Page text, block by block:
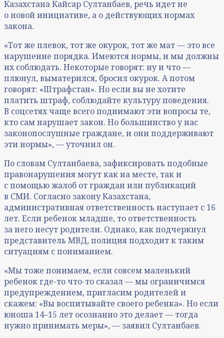
Казахстана Кайсар Султанбаев, речь идет не
о новой инициативе, а о действующих нормах
закона.
«Тот же плевок, тот же окурок, тот же мат — это все
нарушение порядка. Имеются нормы, и мы должны
их соблюдать. Некоторые говорят: ну и что —
плюнул, выматерился, бросил окурок. А потом
говорят: «Штрафстан». Но если вы не хотите
платить штраф, соблюдайте культуру поведения.
В соцсетях чаще всего поднимают эти вопросы те,
кто сам нарушает закон. Но большинство у нас
законопослушные граждане, и они поддерживают
эти нормы», — уточнил он.
По словам Султанбаева, зафиксировать подобные
правонарушения могут как на месте, так и
с помощью жалоб от граждан или публикаций
в СМИ. Согласно закону Казахстана,
административная ответственность наступает с 16
лет. Если ребенок младше, то ответственность
за него несут родители. Однако, как подчеркнул
представитель МВД, полиция подходит к таким
ситуациям с пониманием.
«Мы тоже понимаем, если совсем маленький
ребенок где-то что-то сказал — мы ограничимся
предупреждением, пригласим родителей и
скажем: «Вы воспитывайте своего ребенка». Но если
юноша 14–15 лет осознанно это делает — тогда
нужно принимать меры», — заявил Султанбаев.